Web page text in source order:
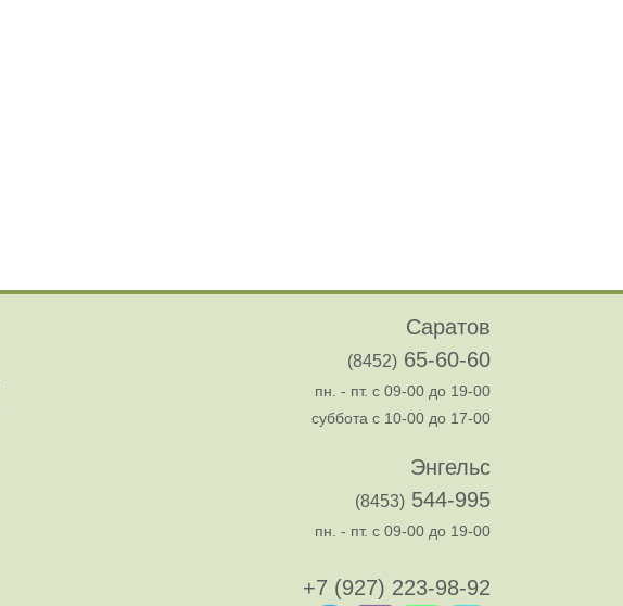
Саратов
(8452) 65-60-60
пн. - пт. с 09-00 до 19-00
суббота с 10-00 до 17-00
Энгельс
(8453) 544-995
пн. - пт. с 09-00 до 19-00
+7 (927) 223-98-92